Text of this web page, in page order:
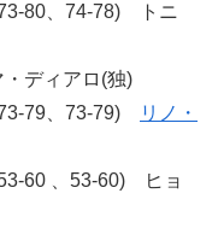
80、74-78) トニ
ディアロ(独)
79、73-79)
リノ・
60 、53-60) ヒョ